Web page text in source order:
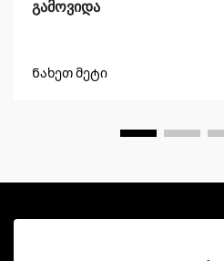
გამოვიდა
Ნახეთ მეტი